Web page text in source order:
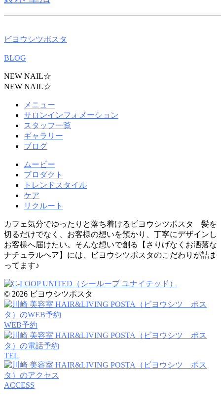
ビヨウシツポスタ
BLOG
NEW NAIL☆
NEW NAIL☆
メニュー
サロンインフォメーション
スタッフ一覧
ギャラリー
ブログ
ムービー
プロダクト
トレンドスタイル
ケア
リクルート
カフェ気分でゆったりと落ち着けるビヨウシツポスタ 髪を
切るだけでなく、お客様の想いを預かり、丁寧にデザインし
お客様へ届けたい。そんな想いで創る【さりげなくお洒落な
ナチュラルヘア】には、ビヨウシツポスタのこだわりが詰ま
ってます♪
© 2026 ビヨウシツポスタ
WEB予約
TEL
ACCESS